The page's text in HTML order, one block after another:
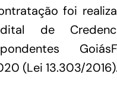
foi
de
(Lei 13.303/2016).